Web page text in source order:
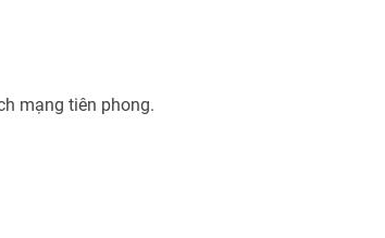
mạng tiên phong.